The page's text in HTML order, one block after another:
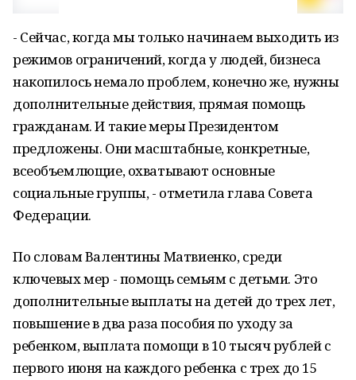
- Сейчас, когда мы только начинаем выходить из
режимов ограничений, когда у людей, бизнеса
накопилось немало проблем, конечно же, нужны
дополнительные действия, прямая помощь
гражданам. И такие меры Президентом
предложены. Они масштабные, конкретные,
всеобъемлющие, охватывают основные
социальные группы, - отметила глава Совета
Федерации.
По словам Валентины Матвиенко, среди
ключевых мер - помощь семьям с детьми. Это
дополнительные выплаты на детей до трех лет,
повышение в два раза пособия по уходу за
ребенком, выплата помощи в 10 тысяч рублей с
первого июня на каждого ребенка с трех до 15